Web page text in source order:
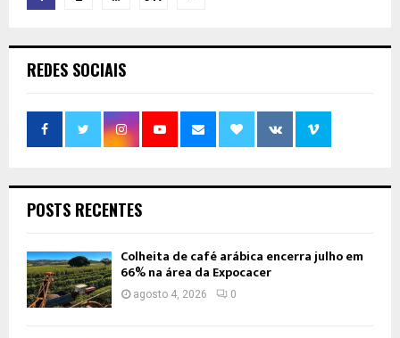
posts
REDES SOCIAIS
POSTS RECENTES
Colheita de café arábica encerra julho em
66% na área da Expocacer
agosto 4, 2026 0